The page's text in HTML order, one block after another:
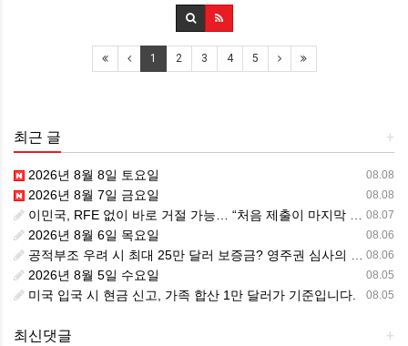
1 2 3 4 5
+
최근 글
08.08
2026년 8월 8일 토요일
08.08
2026년 8월 7일 금요일
08.07
이민국, RFE 없이 바로 거절 가능… “처음 제출이 마지막 기회” 시대가 시작됩니다.
08.06
2026년 8월 6일 목요일
08.06
공적부조 우려 시 최대 25만 달러 보증금? 영주권 심사의 새로운 변수
08.05
2026년 8월 5일 수요일
08.05
미국 입국 시 현금 신고, 가족 합산 1만 달러가 기준입니다.
+
최신댓글